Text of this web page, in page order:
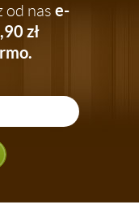
od nas e-
zł